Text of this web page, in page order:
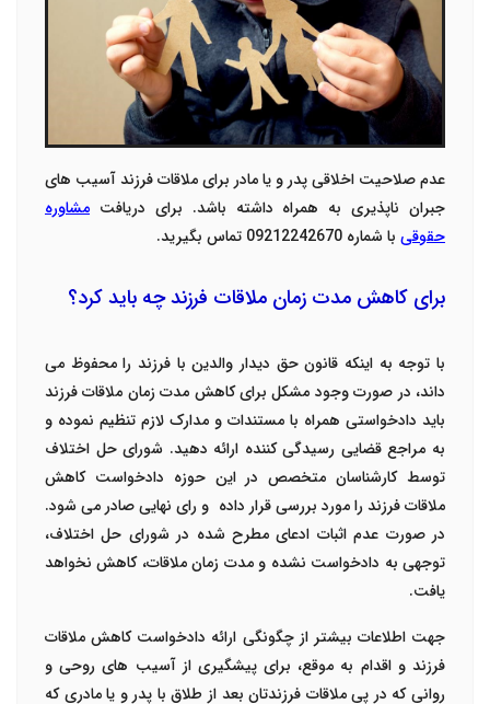
عدم صلاحیت اخلاقی پدر و یا مادر برای ملاقات فرزند آسیب های
جبران ناپذیری به همراه داشته باشد. برای دریافت مشاوره
حقوقی با شماره 09212242670 تماس بگیرید.
برای کاهش مدت زمان ملاقات فرزند چه باید کرد؟
با توجه به اینکه قانون حق دیدار والدین با فرزند را محفوظ می
داند، در صورت وجود مشکل برای کاهش مدت زمان ملاقات فرزند
باید دادخواستی همراه با مستندات و مدارک لازم تنظیم نموده و
به مراجع قضایی رسیدگی کننده ارائه دهید. شورای حل اختلاف
توسط کارشناسان متخصص در این حوزه دادخواست کاهش
ملاقات فرزند را مورد بررسی قرار داده و رای نهایی صادر می شود.
در صورت عدم اثبات ادعای مطرح شده در شورای حل اختلاف،
توجهی به دادخواست نشده و مدت زمان ملاقات، کاهش نخواهد
یافت.
جهت اطلاعات بیشتر از چگونگی ارائه دادخواست کاهش ملاقات
فرزند و اقدام به موقع، برای پیشگیری از آسیب های روحی و
روانی که در پی ملاقات فرزندتان بعد از طلاق با پدر و یا مادری که